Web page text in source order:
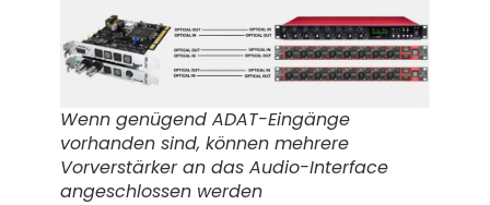
Wenn genügend ADAT-Eingänge
vorhanden sind, können mehrere
Vorverstärker an das Audio-Interface
angeschlossen werden